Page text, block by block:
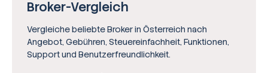
Broker-Vergleich
Vergleiche beliebte Broker in Österreich nach
Angebot, Gebühren, Steuereinfachheit, Funktionen,
Support und Benutzerfreundlichkeit.